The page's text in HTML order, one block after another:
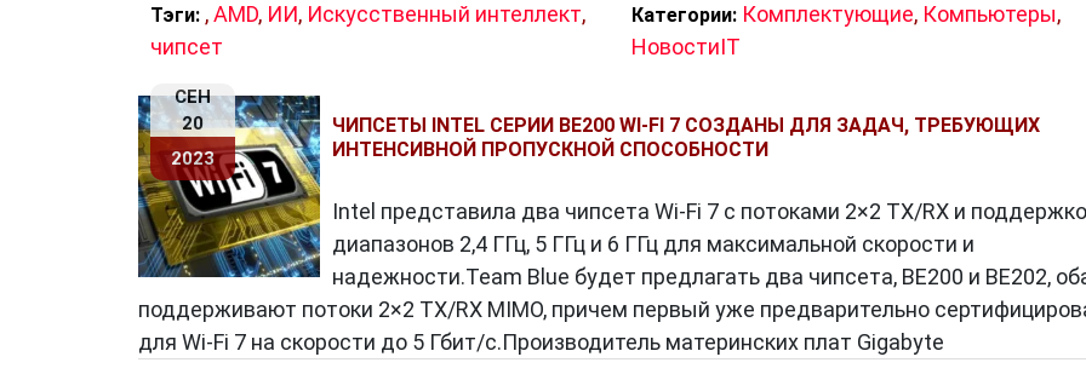
Чипсет
— это незаменимый компонент современных электронных устройств, который
постоянному развитию технологий, чипсеты становятся все более совершенными,
новые возможности для создания инновационных устройств. Понимание роличипсета
электронике позволяет нам ценить сложность и уровень технической мастерности,
вложенные в создание каждого современного гаджета.
Тэги: ,AMD, ИИ, Искусственный интеллект,
чипсет
Категории: Комплектующие, Компьютеры,
НовостиIT
СЕН
20
2023
ЧИПСЕТЫ INTEL СЕРИИ BE200 WI-FI 7 СОЗДАНЫ ДЛЯ ЗАДАЧ, ТРЕБУЮЩИХ
ИНТЕНСИВНОЙ ПРОПУСКНОЙ СПОСОБНОСТИ
Intel представила два чипсета Wi-Fi 7 с потоками 2×2 TX/RX и
диапазонов 2,4 ГГц, 5 ГГц и 6 ГГц для максимальной скорости и
надежности.Team Blue будет предлагать два чипсета, BE200 и BE202,
поддерживают потоки 2×2 TX/RX MIMO, причем первый уже предварительно
для Wi-Fi 7 на скорости до 5 Гбит/с.Производитель материнских плат Gigabyte